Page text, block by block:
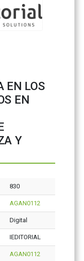
EN LOS
EN
Y
830
AGAN0112
Digital
IEDITORIAL
AGAN0112